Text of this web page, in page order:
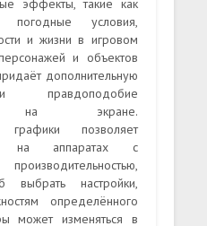
эффекты, такие как
погодные условия,
и жизни в игровом
и объектов
дополнительную
правдоподобие
на экране.
графики позволяет
на аппаратах с
выбрать настройки,
определённого
может изменяться в